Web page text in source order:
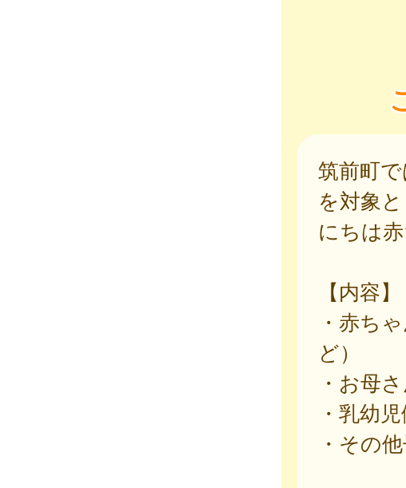
筑前町
を対象
にちは
【内容】
・赤ち
ど）
・お母
・乳幼
・その